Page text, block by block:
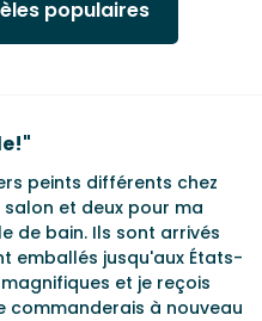
populaires
de retrouver Bobbi
très utile pour livrer deux
ultra rapide et une
parmi lesquels choisir.